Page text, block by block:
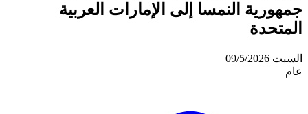
جمهورية النمسا إلى الإمارات العربية
المتحدة
السبت 09/5/2026
عام